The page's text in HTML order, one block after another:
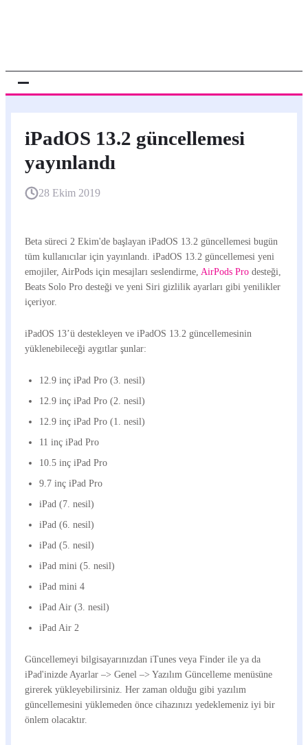
iPadOS 13.2 güncellemesi
yayınlandı
28 Ekim 2019
Beta süreci 2 Ekim'de başlayan iPadOS 13.2 güncellemesi bugün
tüm kullanıcılar için yayınlandı. iPadOS 13.2 güncellemesi yeni
emojiler, AirPods için mesajları seslendirme, AirPods Pro desteği,
Beats Solo Pro desteği ve yeni Siri gizlilik ayarları gibi yenilikler
içeriyor.
iPadOS 13’ü destekleyen ve iPadOS 13.2 güncellemesinin
yüklenebileceği aygıtlar şunlar:
12.9 inç iPad Pro (3. nesil)
12.9 inç iPad Pro (2. nesil)
12.9 inç iPad Pro (1. nesil)
11 inç iPad Pro
10.5 inç iPad Pro
9.7 inç iPad Pro
iPad (7. nesil)
iPad (6. nesil)
iPad (5. nesil)
iPad mini (5. nesil)
iPad mini 4
iPad Air (3. nesil)
iPad Air 2
Güncellemeyi bilgisayarınızdan iTunes veya Finder ile ya da
iPad'inizde Ayarlar –> Genel –> Yazılım Güncelleme menüsüne
girerek yükleyebilirsiniz. Her zaman olduğu gibi yazılım
güncellemesini yüklemeden önce cihazınızı yedeklemeniz iyi bir
önlem olacaktır.